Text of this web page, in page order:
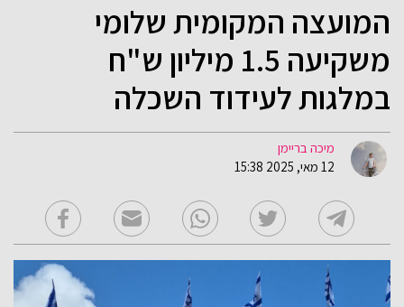
המועצה המקומית שלומי
משקיעה 1.5 מיליון ש"ח
במלגות לעידוד השכלה
מיכה בריימן
12 מאי, 2025 15:38